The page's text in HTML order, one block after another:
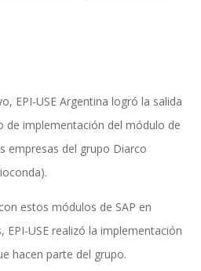
Employee Central
Employee Central Payroll
Development
EPI-USE Argentina logró la salida
de implementación del módulo de
empresas del grupo Diarco
estos módulos de SAP en
EPI-USE realizó la implementación
hacen parte del grupo.